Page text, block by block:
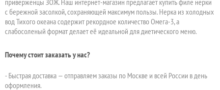
приверженцы ЗОЖ. Наш интернет-магазин предлагает купить филе нерки
с бережной засолкой, сохраняющей максимум пользы. Нерка из холодных
вод Тихого океана содержит рекордное количество Омега-3, а
слабосоленый формат делает её идеальной для диетического меню.
Почему стоит заказать у нас?
- Быстрая доставка — отправляем заказы по Москве и всей России в день
оформления.